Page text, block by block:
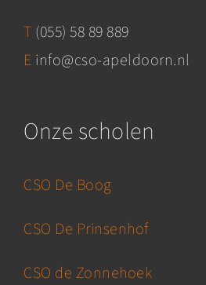
T (055) 58 89 889
E info@cso-apeldoorn.nl
Onze scholen
CSO De Boog
CSO De Prinsenhof
CSO de Zonnehoek